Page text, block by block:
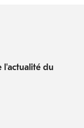
l'actualité du